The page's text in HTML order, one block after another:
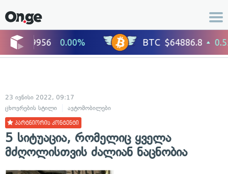
23 ივნისი 2022, 09:17
ცხოვრების სტილი
ავტომობილები
პარტნიორის კონტენტი
5 სიტუაცია, რომელიც ყველა
მძღოლისთვის ძალიან ნაცნობია